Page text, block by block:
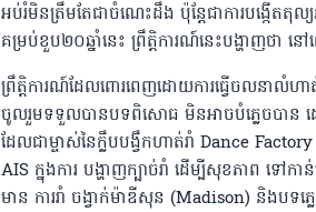
អប់រំមិនត្រឹមតែជាចំណេះដឹង ប៉ុន្តែជាការបង្កើត
គម្រប់ខួប២០ឆ្នាំនេះ ព្រឹត្តិការណ៍នេះបង្ហាញថា ន
ព្រឹត្តិការណ៍ដែលពោរពេញដោយការធ្វើចលនាលំហាត់
ចូលរួមទទួលបានបទពិសោធ មិនអាចបំភ្លេចបាន ដ
ដែលជាម្ចាស់នៃក្លឹបបង្វឹកហាត់រាំ Dance
AIS ក្នុងការ បង្ហាញក្បាច់រាំ ដើម្បីសុខភាព ទៅក
មាន ការរាំ ចង្វាក់ម៉ាឌីសុន (Madison) និងបទភ្